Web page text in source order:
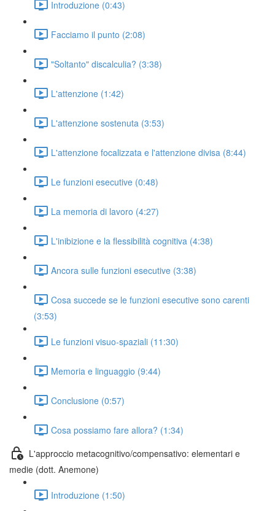
Introduzione (0:43)
Facciamo il punto (2:08)
"Soltanto" discalculia? (3:38)
L'attenzione (1:42)
L'attenzione sostenuta (3:53)
L'attenzione focalizzata e l'attenzione divisa (8:44)
Le funzioni esecutive (0:48)
La memoria di lavoro (4:27)
L'inibizione e la flessibilità cognitiva (4:38)
Ancora sulle funzioni esecutive (3:38)
Cosa succede se le funzioni esecutive sono carenti
(3:53)
Le funzioni visuo-spaziali (11:30)
Memoria e linguaggio (9:44)
Conclusione (0:57)
Cosa possiamo fare allora? (1:34)
L'approccio metacognitivo/compensativo: elementari e
medie (dott. Anemone)
Introduzione (1:50)